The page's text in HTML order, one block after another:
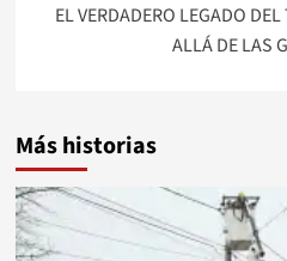
EL VERDADERO LEGADO
ALLÁ DE LAS
Más historias